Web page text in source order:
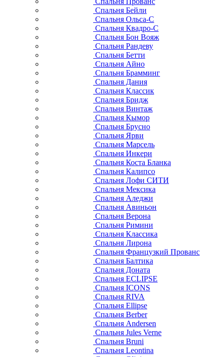
Спальня Бейли
Спальня Ольса-С
Спальня Квадро-С
Спальня Бон Вояж
Спальня Рандеву
Спальня Бетти
Спальня Айно
Спальня Брамминг
Спальня Дания
Спальня Классик
Спальня Бридж
Спальня Винтаж
Спальня Кымор
Спальня Брусно
Спальня Ярви
Спальня Марсель
Спальня Инкери
Спальня Коста Бланка
Спальня Калипсо
Спальня Лофи СИТИ
Спальня Мексика
Спальня Аледжи
Спальня Авиньон
Спальня Верона
Спальня Римини
Спальня Классика
Спальня Лирона
Спальня Французкий Прованс
Спальня Балтика
Спальня Доната
Спальня ECLIPSE
Спальня ICONS
Спальня RIVA
Спальня Ellipse
Спальня Berber
Спальня Andersen
Спальня Jules Verne
Спальня Bruni
Спальня Leontina